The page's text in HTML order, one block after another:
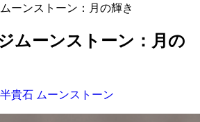
ーンストーン：月の輝き
ムーンストーン：月の
半貴石 ムーンストーン